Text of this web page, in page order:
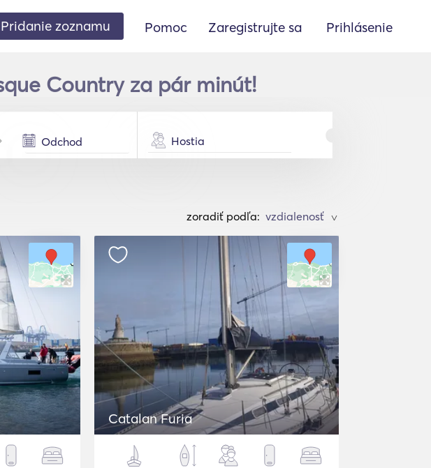
Pridanie zoznamu Pomoc Zaregistrujte sa Prihlásenie
Country za pár minút!
Hostia
zoradiť podľa: >
Catalan Furia